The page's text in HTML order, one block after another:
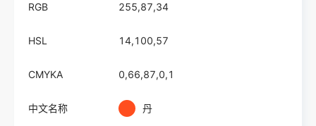
RGB 255,87,34
HSL 14,100,57
CMYKA 0,66,87,0,1
中文名称 丹